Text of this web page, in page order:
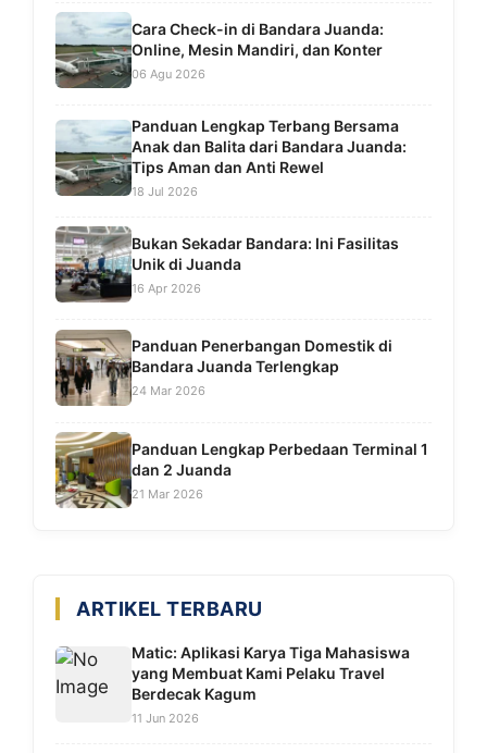
Cara Check-in di Bandara Juanda:
Online, Mesin Mandiri, dan Konter
06 Agu 2026
Panduan Lengkap Terbang Bersama
Anak dan Balita dari Bandara Juanda:
Tips Aman dan Anti Rewel
18 Jul 2026
Bukan Sekadar Bandara: Ini Fasilitas
Unik di Juanda
16 Apr 2026
Panduan Penerbangan Domestik di
Bandara Juanda Terlengkap
24 Mar 2026
Panduan Lengkap Perbedaan Terminal 1
dan 2 Juanda
21 Mar 2026
ARTIKEL TERBARU
Matic: Aplikasi Karya Tiga Mahasiswa
yang Membuat Kami Pelaku Travel
Berdecak Kagum
11 Jun 2026